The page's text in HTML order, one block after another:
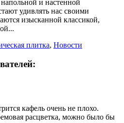
и настенной
удивлять нас своими
изысканной классикой,
плитка, Новости
кафель очень не плохо.
расцветка, можно было бы